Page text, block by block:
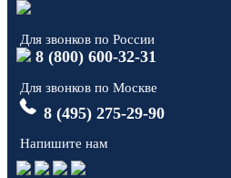
Для звонков по России
8 (800) 600-32-31
Для звонков по Москве
8 (495) 275-29-90
Напишите нам